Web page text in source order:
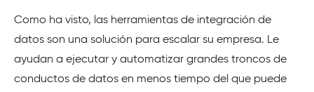
Como ha visto, las herramientas de integración de
datos son una solución para escalar su empresa. Le
ayudan a ejecutar y automatizar grandes troncos de
conductos de datos en menos tiempo del que puede